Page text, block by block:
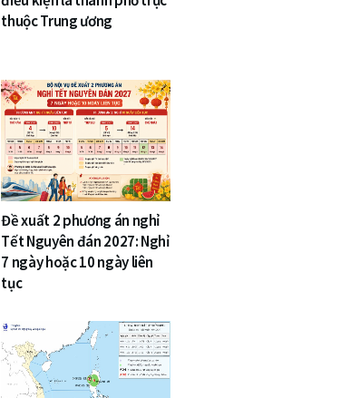
thuộc Trung ương
Đề xuất 2 phương án nghỉ
Tết Nguyên đán 2027: Nghỉ
7 ngày hoặc 10 ngày liên
tục